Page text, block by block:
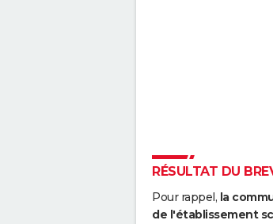
RÉSULTAT DU
Pour rappel, la
de l'établissement